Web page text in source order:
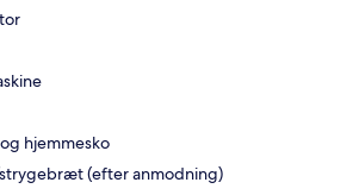
hjemmesko
(efter anmodning)